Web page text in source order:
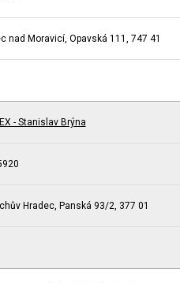
nad Moravicí, Opavská 111, 747 41
- Stanislav Brýna
Hradec, Panská 93/2, 377 01